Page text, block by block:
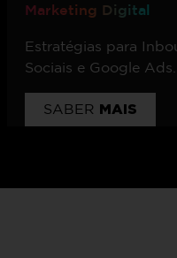
Marketing Digital
Estratégias para
Sociais e Google Ads.
SABER MAIS